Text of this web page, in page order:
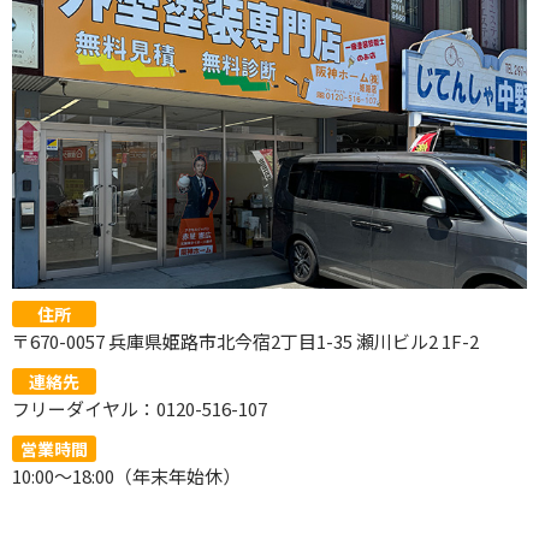
住所
〒670-0057 兵庫県姫路市北今宿2丁目1-35 瀬川ビル2 1F-2
連絡先
フリーダイヤル：0120-516-107
営業時間
10:00～18:00（年末年始休）